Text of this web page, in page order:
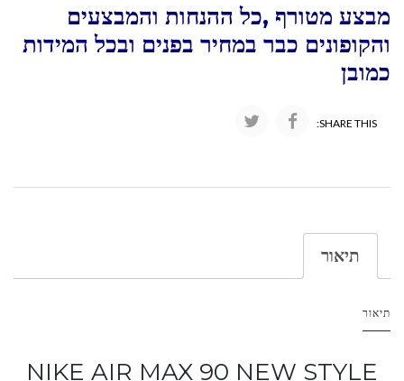
מבצע מטורף ,כל ההנחות והמבצעים
והקופונים כבר במחיר בפנים ובכל המידות
כמובן
SHARE THIS:
תיאור
תיאור
NIKE AIR MAX 90 NEW STYLE